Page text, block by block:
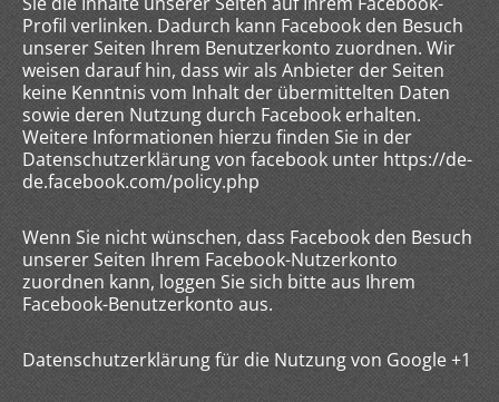
Profil verlinken. Dadurch kann Facebook den Besuch
unserer Seiten Ihrem Benutzerkonto zuordnen. Wir
weisen darauf hin, dass wir als Anbieter der Seiten
keine Kenntnis vom Inhalt der übermittelten Daten
sowie deren Nutzung durch Facebook erhalten.
Weitere Informationen hierzu finden Sie in der
Datenschutzerklärung von facebook unter https://de-
de.facebook.com/policy.php
Wenn Sie nicht wünschen, dass Facebook den Besuch
unserer Seiten Ihrem Facebook-Nutzerkonto
zuordnen kann, loggen Sie sich bitte aus Ihrem
Facebook-Benutzerkonto aus.
Datenschutzerklärung für die Nutzung von Google +1